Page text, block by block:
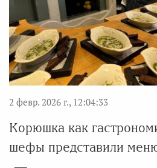
2 февр. 2026 г., 12:04:33
Корюшка как
шефы представили